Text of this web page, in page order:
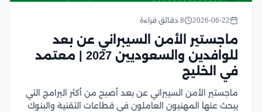
2026-06-22 8 دقائق قراءة
ماجستير الأمن السيبراني عن بعد
للوافدين والسعوديين 2027 | معتمد
في الخليج
ماجستير الأمن السيبراني عن بعد أصبح من أكثر البرامج التي
يبحث عنها المهنيون العاملون في قطاعات التقنية والبنوك